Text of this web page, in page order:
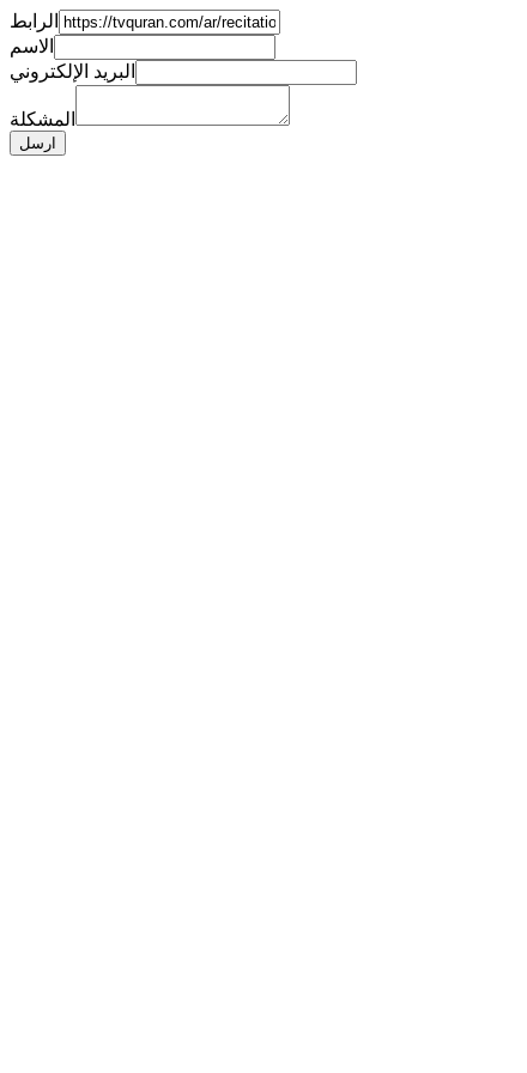
الرابط
الاسم
البريد الإلكتروني
المشكلة
ارسل